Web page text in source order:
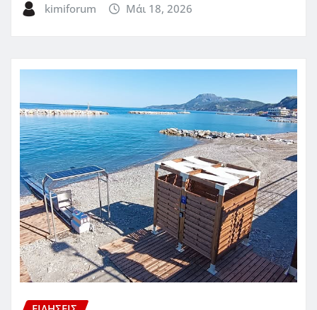
kimiforum Μάι 18, 2026